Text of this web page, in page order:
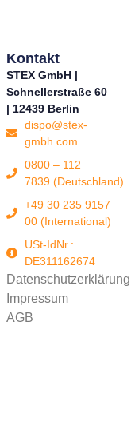
Kontakt
STEX GmbH |
Schnellerstraße 60
| 12439 Berlin
dispo@stex-
gmbh.com
0800 – 112
7839 (Deutschland)
+49 30 235 9157
00 (International)
USt-IdNr.:
DE311162674
Datenschutzerklärung
Impressum
AGB